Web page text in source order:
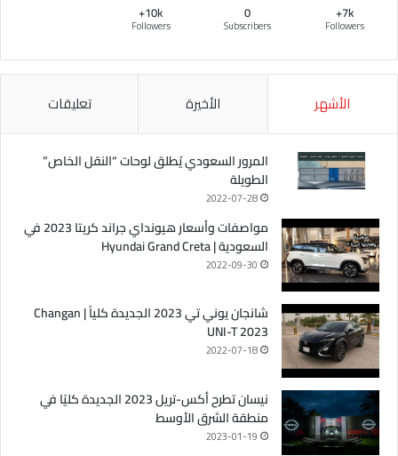
7k+
Followers
0
Subscribers
10k+
Followers
الأشهر الأخيرة تعليقات
المرور السعودي يُطلق لوحات “النقل الخاص”
الطويلة
2022-07-28
مواصفات وأسعار هيونداي جراند كريتا 2023 في
السعودية | Hyundai Grand Creta
2022-09-30
شانجان يوني تي 2023 الجديدة كلياً | Changan
UNI-T 2023
2022-07-18
نيسان تطرح أكس-تريل 2023 الجديدة كليًا في
منطقة الشرق الأوسط
2023-01-19